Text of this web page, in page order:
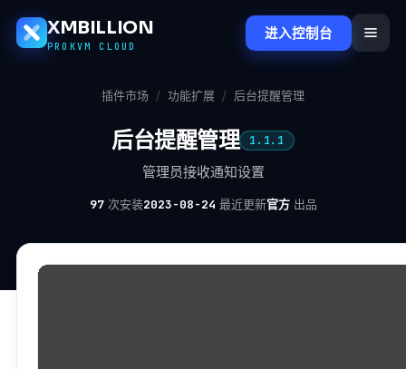
XMBILLION
PROKVM CLOUD
进入控制台
插件市场 / 功能扩展 / 后台提醒管理
后台提醒管理 1.1.1
管理员接收通知设置
97 次安装2023-08-24 最近更新官方 出品